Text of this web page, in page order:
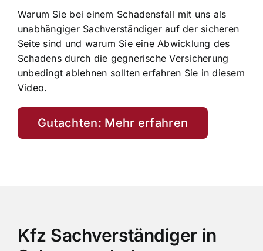
Warum Sie bei einem Schadensfall mit uns als
unabhängiger Sachverständiger auf der sicheren
Seite sind und warum Sie eine Abwicklung des
Schadens durch die gegnerische Versicherung
unbedingt ablehnen sollten erfahren Sie in diesem
Video.
Gutachten: Mehr erfahren
Kfz Sachverständiger in